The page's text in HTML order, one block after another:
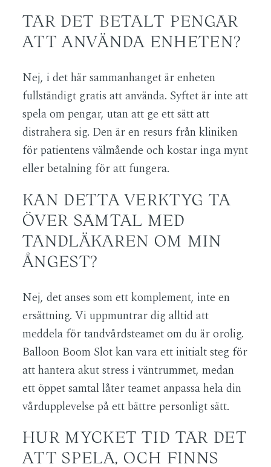
TAR DET BETALT PENGAR
ATT ANVÄNDA ENHETEN?
Nej, i det här sammanhanget är enheten
fullständigt gratis att använda. Syftet är inte att
spela om pengar, utan att ge ett sätt att
distrahera sig. Den är en resurs från kliniken
för patientens välmående och kostar inga mynt
eller betalning för att fungera.
KAN DETTA VERKTYG TA
ÖVER SAMTAL MED
TANDLÄKAREN OM MIN
ÅNGEST?
Nej, det anses som ett komplement, inte en
ersättning. Vi uppmuntrar dig alltid att
meddela för tandvårdsteamet om du är orolig.
Balloon Boom Slot kan vara ett initialt steg för
att hantera akut stress i väntrummet, medan
ett öppet samtal låter teamet anpassa hela din
vårdupplevelse på ett bättre personligt sätt.
HUR MYCKET TID TAR DET
ATT SPELA, OCH FINNS